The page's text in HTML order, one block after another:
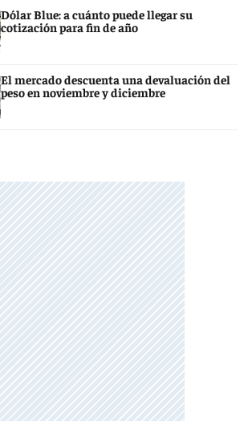
Dólar Blue: a cuánto puede llegar su
cotización para fin de año
El mercado descuenta una devaluación del
peso en noviembre y diciembre